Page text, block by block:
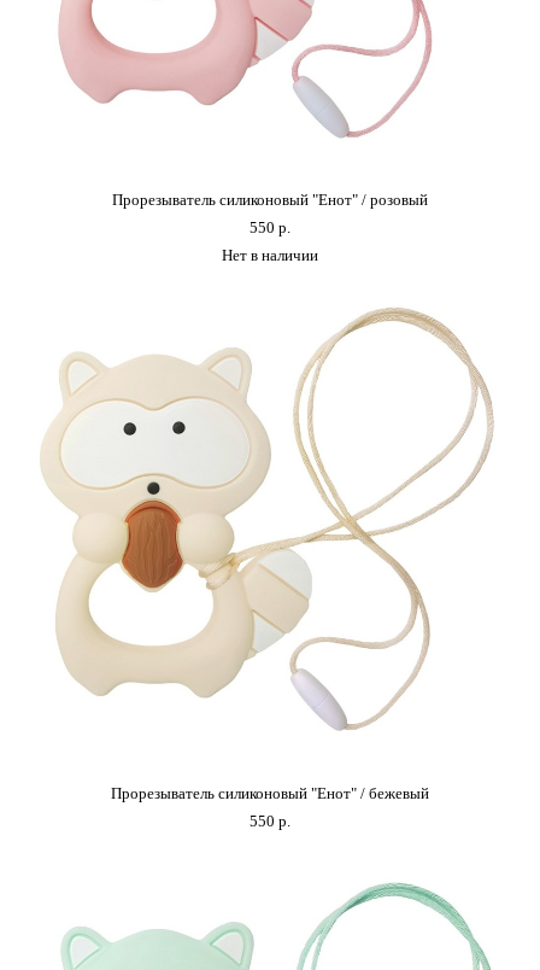
Прорезыватель силиконовый "Енот" / розовый
550 p.
Нет в наличии
Прорезыватель силиконовый "Енот" / бежевый
550 p.